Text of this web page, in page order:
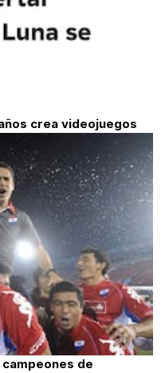
crea videojuegos
de